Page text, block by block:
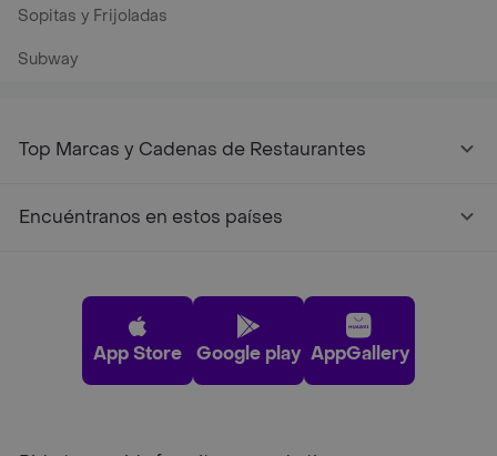
Sopitas y Frijoladas
Subway
Top Marcas y Cadenas de Restaurantes
Encuéntranos en estos países
App Store Google play AppGallery